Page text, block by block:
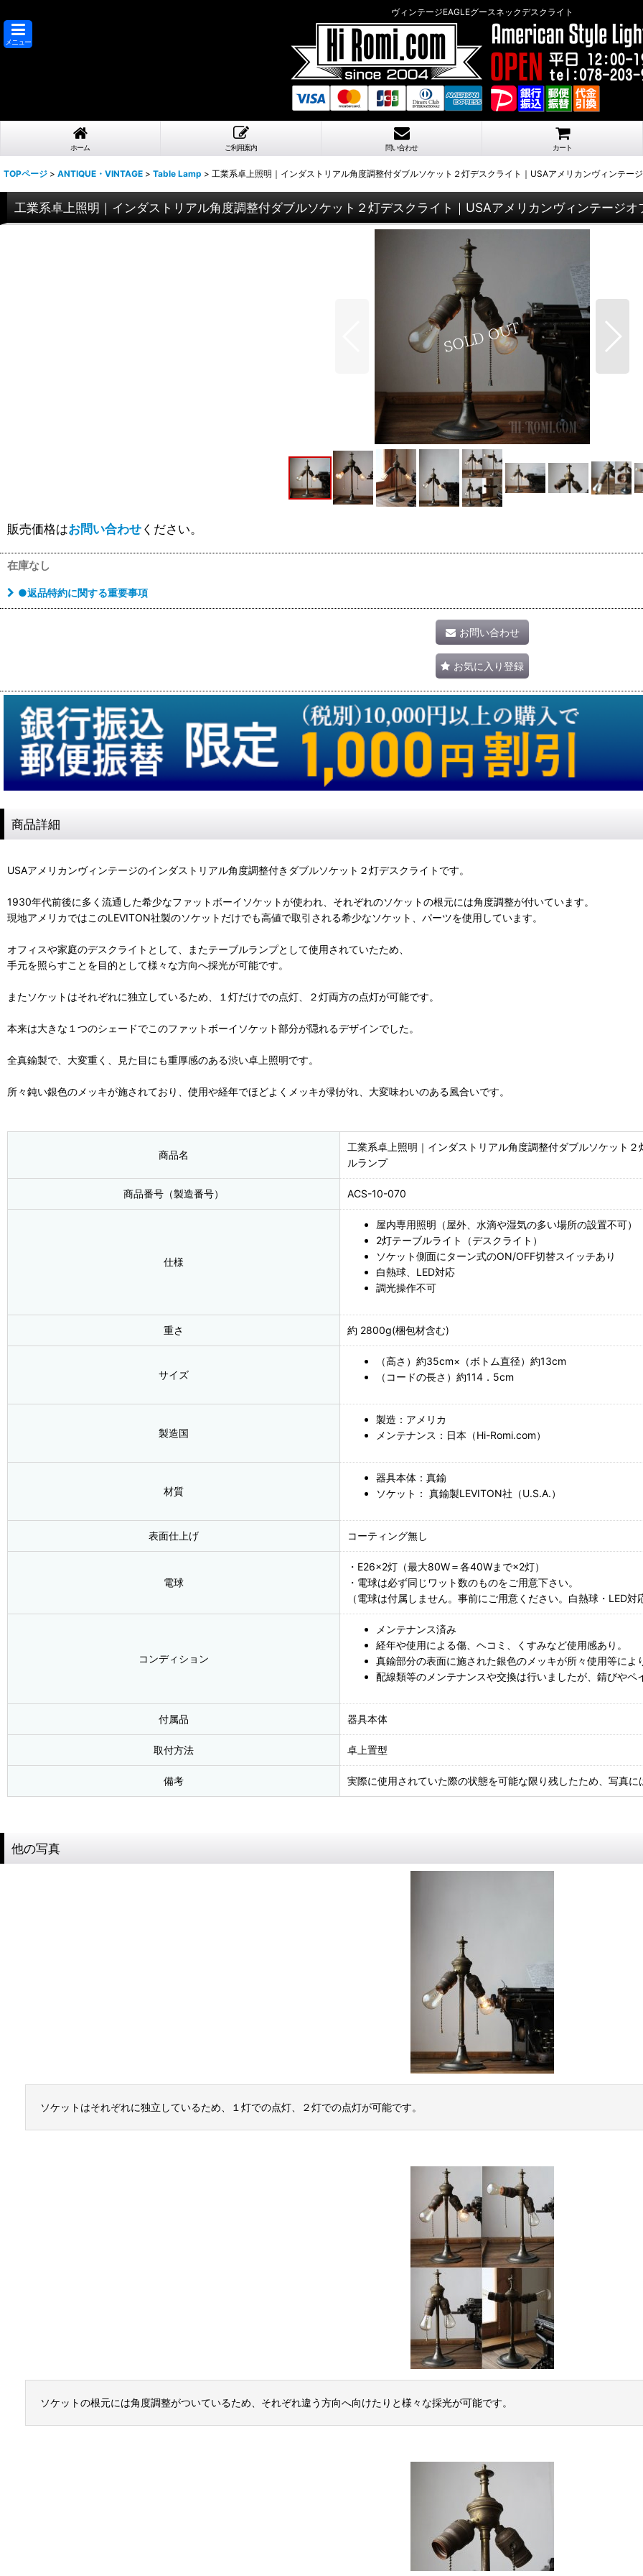
ヴィンテージEAGLEグースネックデスクライト
メニュー
ホーム ご利用案内 問い合わせ カート
TOPページ > ANTIQUE・VINTAGE > Table Lamp > 工業系卓上照明｜インダストリアル角度調整付ダブルソケット２灯デスクライト｜USAアメリカンヴィンテー
工業系卓上照明｜インダストリアル角度調整付ダブルソケット２灯デスクライト｜USAアメリカンヴィンテージ
販売価格はお問い合わせください。
在庫なし
●返品特約に関する重要事項
お問い合わせ
お気に入り登録
商品詳細
USAアメリカンヴィンテージのインダストリアル角度調整付きダブルソケット２灯デスクライトです。
1930年代前後に多く流通した希少なファットボーイソケットが使われ、それぞれのソケットの根元には角度調整が付いています。
現地アメリカではこのLEVITON社製のソケットだけでも高値で取引される希少なソケット、パーツを使用しています。
オフィスや家庭のデスクライトとして、またテーブルランプとして使用されていたため、
手元を照らすことを目的として様々な方向へ採光が可能です。
またソケットはそれぞれに独立しているため、１灯だけでの点灯、２灯両方の点灯が可能です。
本来は大きな１つのシェードでこのファットボーイソケット部分が隠れるデザインでした。
全真鍮製で、大変重く、見た目にも重厚感のある渋い卓上照明です。
所々鈍い銀色のメッキが施されており、使用や経年でほどよくメッキが剥がれ、大変味わいのある風合いです。
商品名
工業系卓上照明｜インダストリアル角度調整付ダブルソケット
ルランプ
商品番号（製造番号） ACS-10-070
仕様
屋内専用照明（屋外、水滴や湿気の多い場所の設置不可）
2灯テーブルライト（デスクライト）
ソケット側面にターン式のON/OFF切替スイッチあり
白熱球、LED対応
調光操作不可
重さ 約 2800g(梱包材含む)
サイズ
（高さ）約35cm×（ボトム直径）約13cm
（コードの長さ）約114．5cm
製造国
製造：アメリカ
メンテナンス：日本（Hi-Romi.com）
材質
器具本体：真鍮
ソケット： 真鍮製LEVITON社（U.S.A.）
表面仕上げ コーティング無し
電球
・E26×2灯（最大80W＝各40Wまで×2灯）
・電球は必ず同じワット数のものをご用意下さい。
（電球は付属しません。事前にご用意ください。白熱球・LED対
コンディション
メンテナンス済み
経年や使用による傷、ヘコミ、くすみなど使用感あり。
真鍮部分の表面に施された銀色のメッキが所々使用等によ
配線類等のメンテナンスや交換は行いましたが、錆びや
付属品 器具本体
取付方法 卓上置型
備考 実際に使用されていた際の状態を可能な限り残したため、写真
他の写真
ソケットはそれぞれに独立しているため、１灯での点灯、２灯での点灯が可能です。
ソケットの根元には角度調整がついているため、それぞれ違う方向へ向けたりと様々な採光が可能です。